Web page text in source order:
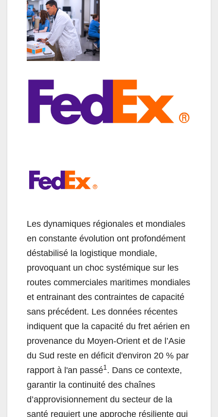
Les dynamiques régionales et mondiales
en constante évolution ont profondément
déstabilisé la logistique mondiale,
provoquant un choc systémique sur les
routes commerciales maritimes mondiales
et entrainant des contraintes de capacité
sans précédent. Les données récentes
indiquent que la capacité du fret aérien en
provenance du Moyen-Orient et de l’Asie
du Sud reste en déficit d'environ 20 % par
rapport à l'an passé1. Dans ce contexte,
garantir la continuité des chaînes
d’approvisionnement du secteur de la
santé requiert une approche résiliente qui